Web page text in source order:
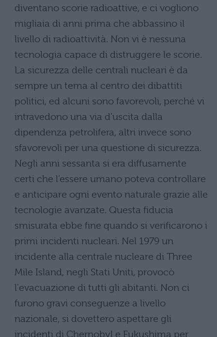
diventano scorie radioattive, e ci vogliono
migliaia di anni prima che abbassino il
livello di radioattività. Non vi è nessuna
tecnologia capace di distruggere le scorie.
La sicurezza delle centrali nucleari è da
sempre un tema al centro dei dibattiti
politici, ed alcuni sono favorevoli, perché vi
intravedono una via d’uscita dalla
dipendenza petrolifera, altri invece sono
sfavorevoli per una questione di sicurezza.
Negli anni sessanta si era diffusamente
certi che l’essere umano poteva controllare
e anticipare ogni evento naturale grazie alle
tecnologie avanzate. Questa fiducia
smisurata ebbe fine quando si verificarono i
primi incidenti nucleari. Nel 1979 un
incidente alla centrale nucleare di Three
Mile Island, negli Stati Uniti, provocò
l'evacuazione di tutti gli abitanti. Non ci
furono gravi conseguenze a livello
nazionale, si dovettero aspettare gli
incidenti di Chernobyl e Fukushima per